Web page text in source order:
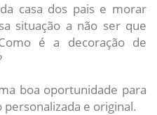
casa dos pais e morar
situação a não ser que
é a decoração de
boa oportunidade para
e original.